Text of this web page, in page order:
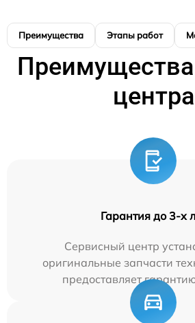
Преимущества Этапы работ
центра
Гарантия до 3-х
Сервисный центр
оригинальные запчасти
предоставляет